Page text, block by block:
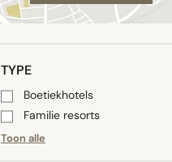
TYPE
Boetiekhotels
Familie resorts
Toon alle